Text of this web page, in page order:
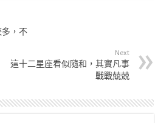
，不
Next
這十二星座看似隨和，其實凡事
戰戰兢兢